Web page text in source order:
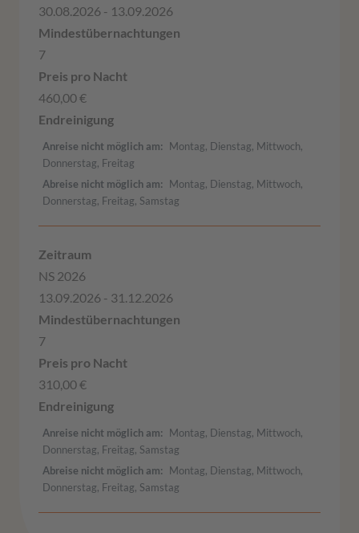
30.08.2026 - 13.09.2026
7
460,00 €
Anreise nicht möglich am
Montag, Dienstag, Mittwoch,
Donnerstag, Freitag
Abreise nicht möglich am
Montag, Dienstag, Mittwoch,
Donnerstag, Freitag, Samstag
NS 2026
13.09.2026 - 31.12.2026
7
310,00 €
Anreise nicht möglich am
Montag, Dienstag, Mittwoch,
Donnerstag, Freitag, Samstag
Abreise nicht möglich am
Montag, Dienstag, Mittwoch,
Donnerstag, Freitag, Samstag